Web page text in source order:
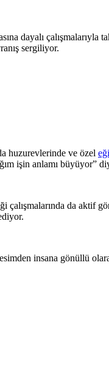
dayalı çalışmalarıyla
sergiliyor.
huzurevlerinde ve özel
işin anlamı büyüyor”
çalışmalarında da aktif
insana gönüllü